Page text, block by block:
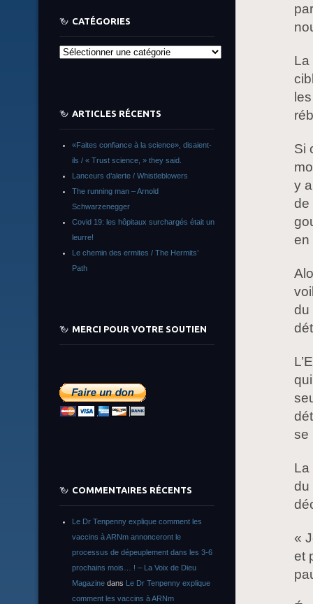
La
Si
y
de
en
du
se
La
du
«
et
CATÉGORIES
Catégories
ARTICLES RÉCENTS
«Faites confiance à la science», disaient-
ils / « Trust science, » they said.
Lanceurs d’alerte / Whistleblowers
The running man – Arnold
Schwarzenegger
Covid 19: les hôpitaux surchargés était un
leurre!
Le chemin des ermites / The Hermits’
Path
MERCI POUR VOTRE SOUTIEN
COMMENTAIRES RÉCENTS
Le Dr Tenpenny explique comment les
vaccins à ARNm annonceront le
processus de dépeuplement dans les 3-6
prochains mois… ! – La Voix de Dieu
Magazine dans Le Dr Tenpenny explique
comment les vaccins à ARNm